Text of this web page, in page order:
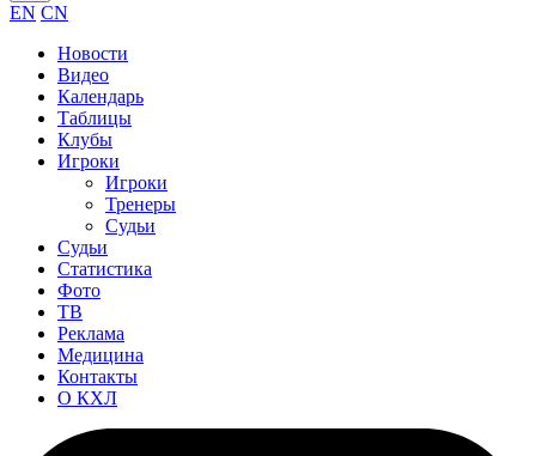
EN CN
Новости
Видео
Календарь
Таблицы
Клубы
Игроки
Игроки
Тренеры
Судьи
Судьи
Статистика
Фото
ТВ
Реклама
Медицина
Контакты
О КХЛ